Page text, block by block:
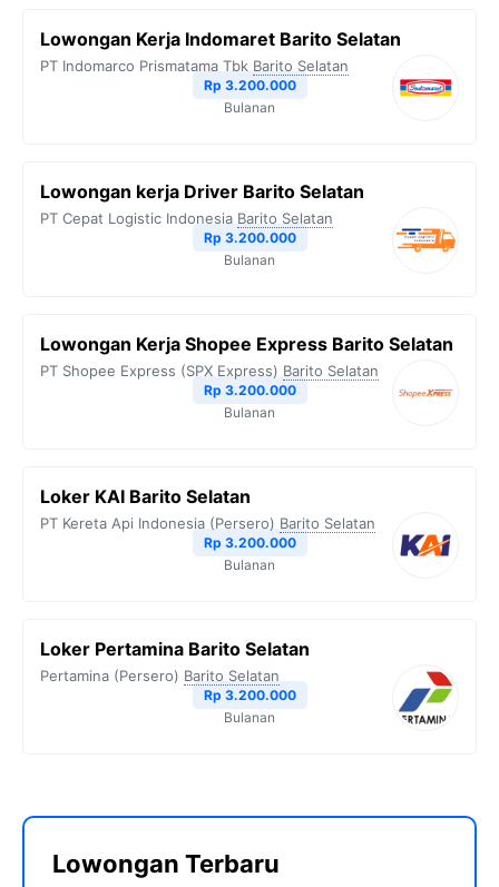
Lowongan Kerja Indomaret Barito Selatan
PT Indomarco Prismatama Tbk Barito Selatan
Rp 3.200.000
Bulanan
Lowongan kerja Driver Barito Selatan
PT Cepat Logistic Indonesia Barito Selatan
Rp 3.200.000
Bulanan
Lowongan Kerja Shopee Express Barito Selatan
PT Shopee Express (SPX Express) Barito Selatan
Rp 3.200.000
Bulanan
Loker KAI Barito Selatan
PT Kereta Api Indonesia (Persero) Barito Selatan
Rp 3.200.000
Bulanan
Loker Pertamina Barito Selatan
Pertamina (Persero) Barito Selatan
Rp 3.200.000
Bulanan
Lowongan Terbaru